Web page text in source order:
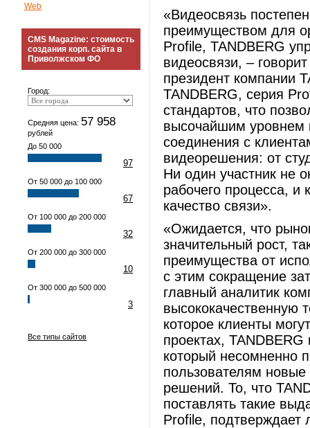
Web
CMS Magazine: стоимость
создания корп. сайта в
Приволжском ФО
Город:
Средняя цена: 57 958
рублей
До 50 000
97
От 50 000 до 100 000
67
От 100 000 до 200 000
32
От 200 000 до 300 000
10
От 300 000 до 500 000
3
Все типы сайтов
«Видеосвязь
преимуществом для
Profile, TANDBERG
видеосвязи, –
президент компании
TANDBERG, серия
стандартов, что
высочайшим уровнем
соединения с
видеорешения: от
Ни один участник не
рабочего процесса,
качество связи».
«Ожидается, что
значительный рост,
преимущества от
с этим сокращение
главный аналитик
высококачественную
которое клиенты
проектах,
который несомненно
пользователям
решений. То, что
поставлять такие
Profile,